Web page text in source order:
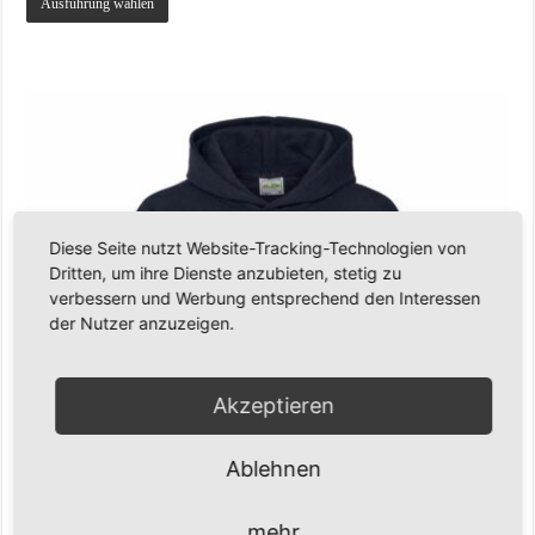
weist
Optionen
können
auf
der
Produktseite
Diese Seite nutzt Website-Tracking-Technologien von
Dritten, um ihre Dienste anzubieten, stetig zu
verbessern und Werbung entsprechend den Interessen
der Nutzer anzuzeigen.
Akzeptieren
Ablehnen